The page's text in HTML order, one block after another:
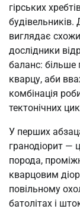
гірських
будівельників.
виглядає
дослідники
баланс: більше
кварцу, аби
комбінація
тектонічних
У перших
гранодіорит —
порода,
кварцовим
повільному
батолітах і